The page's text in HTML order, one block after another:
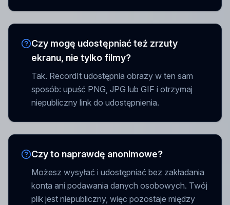
Czy mogę udostępniać też zrzuty
ekranu, nie tylko filmy?
Tak. RecordIt udostępnia obrazy w ten sam
sposób: upuść PNG, JPG lub GIF i otrzymaj
niepubliczny link do udostępnienia.
Czy to naprawdę anonimowe?
Możesz wysyłać i udostępniać bez zakładania
konta ani podawania danych osobowych. Twój
plik jest niepubliczny, więc pozostaje między